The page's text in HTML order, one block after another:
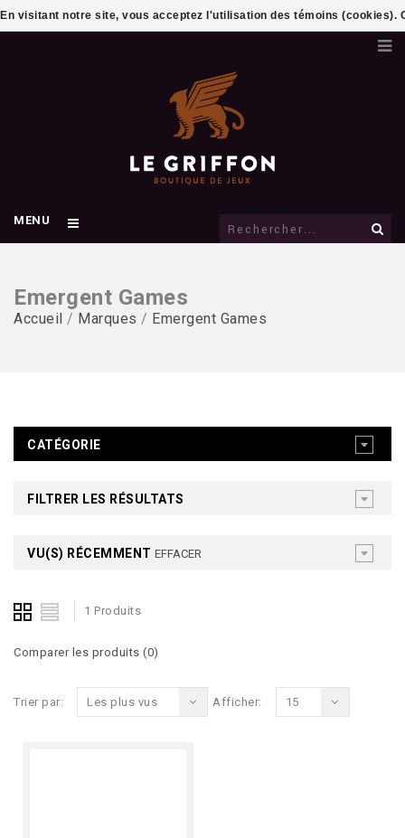
MENU
Emergent Games
Accueil / Marques / Emergent Games
CATÉGORIE
FILTRER LES RÉSULTATS
VU(S) RÉCEMMENT EFFACER
1 Produits
Comparer les produits (0)
Trier par: Les plus vus Afficher: 15
En visitant notre site, vous acceptez l'utilisation des témoins